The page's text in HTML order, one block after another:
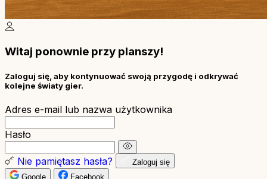
Witaj ponownie przy planszy!
Zaloguj się, aby kontynuować swoją przygodę i odkrywać
kolejne światy gier.
Adres e-mail lub nazwa użytkownika
Hasło
Nie pamiętasz hasła?
Zaloguj się
Google
Facebook